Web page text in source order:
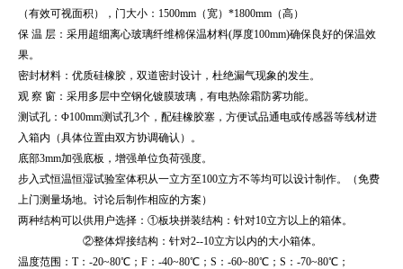
（有效可视面积），门大小：1500mm（宽）*1800mm（高）
保 温 层：采用超细离心玻璃纤维棉保温材料(厚度100mm)确保良好的保温效
果。
密封材料：优质硅橡胶，双道密封设计，杜绝漏气现象的发生。
观 察 窗：采用多层中空钢化镀膜玻璃，有电热除霜防雾功能。
测试孔：Φ100mm测试孔3个，配硅橡胶塞，方便试品通电或传感器等线材进
入箱内（具体位置由双方协调确认）。
底部3mm加强底板，增强单位负荷强度。
步入式恒温恒湿试验室体积从一立方至100立方不等均可以设计制作。（免费
上门测量场地。讨论后制作相应的方案）
两种结构可以供用户选择：①板块拼装结构：针对10立方以上的箱体。
②整体焊接结构：针对2--10立方以内的大小箱体。
温度范围：T：-20~80℃；F：-40~80℃；S：-60~80℃；S：-70~80℃；